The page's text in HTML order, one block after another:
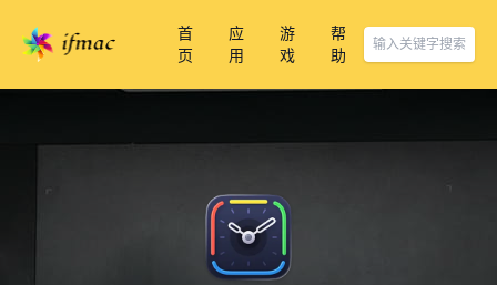
首
页
应
用
游
戏
帮
助